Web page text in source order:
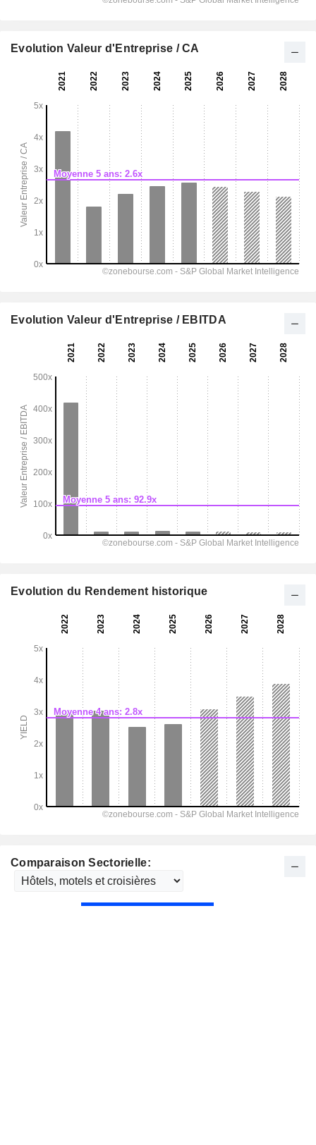
Comparaison Sectorielle:
Evolution Valeur d'Entreprise / CA
Evolution Valeur d'Entreprise / EBITDA
Evolution du Rendement historique